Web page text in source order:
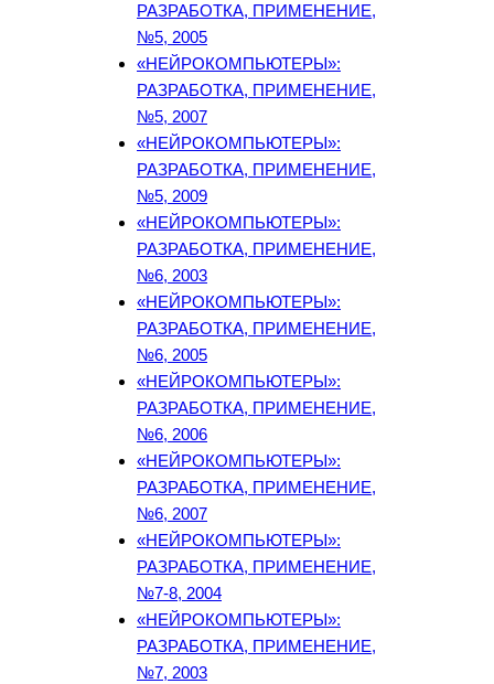
РАЗРАБОТКА, ПРИМЕНЕНИЕ,
№5, 2005
«НЕЙРОКОМПЬЮТЕРЫ»:
РАЗРАБОТКА, ПРИМЕНЕНИЕ,
№5, 2007
«НЕЙРОКОМПЬЮТЕРЫ»:
РАЗРАБОТКА, ПРИМЕНЕНИЕ,
№5, 2009
«НЕЙРОКОМПЬЮТЕРЫ»:
РАЗРАБОТКА, ПРИМЕНЕНИЕ,
№6, 2003
«НЕЙРОКОМПЬЮТЕРЫ»:
РАЗРАБОТКА, ПРИМЕНЕНИЕ,
№6, 2005
«НЕЙРОКОМПЬЮТЕРЫ»:
РАЗРАБОТКА, ПРИМЕНЕНИЕ,
№6, 2006
«НЕЙРОКОМПЬЮТЕРЫ»:
РАЗРАБОТКА, ПРИМЕНЕНИЕ,
№6, 2007
«НЕЙРОКОМПЬЮТЕРЫ»:
РАЗРАБОТКА, ПРИМЕНЕНИЕ,
№7-8, 2004
«НЕЙРОКОМПЬЮТЕРЫ»:
РАЗРАБОТКА, ПРИМЕНЕНИЕ,
№7, 2003